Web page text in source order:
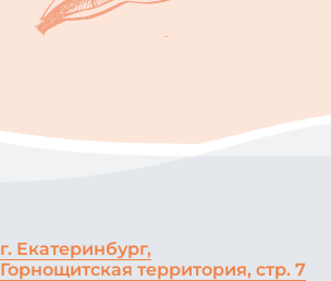
г. Екатеринбург,
Горнощитская территория, стр. 7